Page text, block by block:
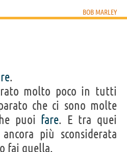
BOB MARLEY
.
molto poco in tutti
che ci sono molte
puoi fare. E tra quei
più sconsiderata
fai quella.